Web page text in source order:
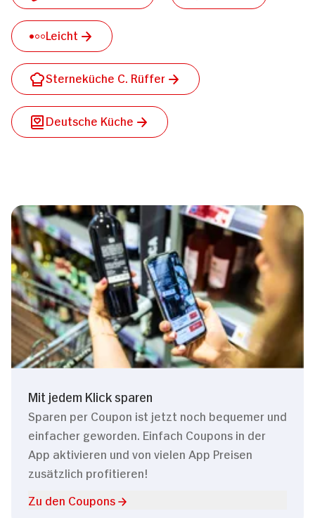
Leicht
Sterneküche C. Rüffer
Deutsche Küche
Mit jedem Klick sparen
Sparen per Coupon ist jetzt noch bequemer und
einfacher geworden. Einfach Coupons in der
App aktivieren und von vielen App Preisen
zusätzlich profitieren!
Zu den Coupons